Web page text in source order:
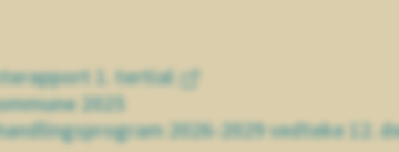
1. tertial
2025
2026-2029 vedteke 12.